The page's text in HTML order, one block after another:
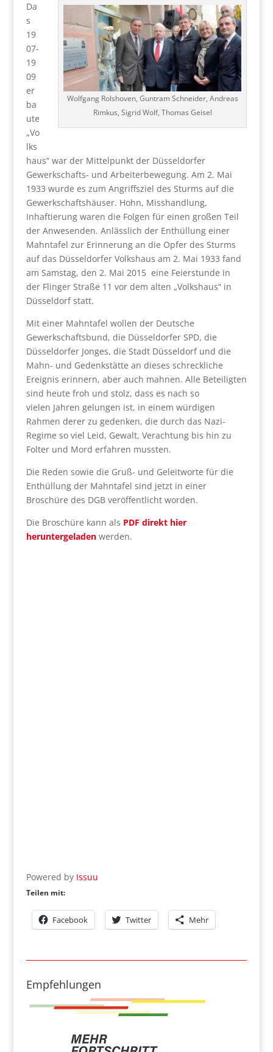
Wolfgang Rolshoven, Guntram Schneider, Andreas
Rimkus, Sigrid Wolf, Thomas Geisel
Da
s
19
07-
19
09
er
ba
ute
„Vo
lks
haus“ war der Mittelpunkt der Düsseldorfer
Gewerkschafts- und Arbeiterbewegung. Am 2. Mai
1933 wurde es zum Angriffsziel des Sturms auf die
Gewerkschaftshäuser. Hohn, Misshandlung,
Inhaftierung waren die Folgen für einen großen Teil
der Anwesenden. Anlässlich der Enthüllung einer
Mahntafel zur Erinnerung an die Opfer des Sturms
auf das Düsseldorfer Volkshaus am 2. Mai 1933 fand
am Samstag, den 2. Mai 2015 eine Feierstunde in
der Flinger Straße 11 vor dem alten „Volkshaus“ in
Düsseldorf statt.
Mit einer Mahntafel wollen der Deutsche
Gewerkschaftsbund, die Düsseldorfer SPD, die
Düsseldorfer Jonges, die Stadt Düsseldorf und die
Mahn- und Gedenkstätte an dieses schreckliche
Ereignis erinnern, aber auch mahnen. Alle Beteiligten
sind heute froh und stolz, dass es nach so
vielen Jahren gelungen ist, in einem würdigen
Rahmen derer zu gedenken, die durch das Nazi-
Regime so viel Leid, Gewalt, Verachtung bis hin zu
Folter und Mord erfahren mussten.
Die Reden sowie die Gruß- und Geleitworte für die
Enthüllung der Mahntafel sind jetzt in einer
Broschüre des DGB veröffentlicht worden.
Die Broschüre kann als PDF direkt hier
heruntergeladenwerden.
Powered by Issuu
Teilen mit:
Facebook Twitter Mehr
Empfehlungen